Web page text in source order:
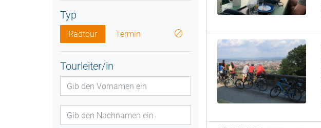
Typ
Radtour Termin
Tourleiter/in